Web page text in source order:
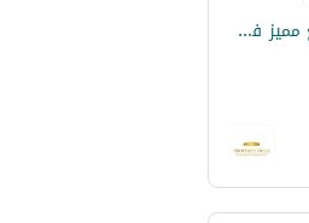
عارضة الفيلا للبيع معاها برايفت بول بسعر هايل موقع مميز في الشروق